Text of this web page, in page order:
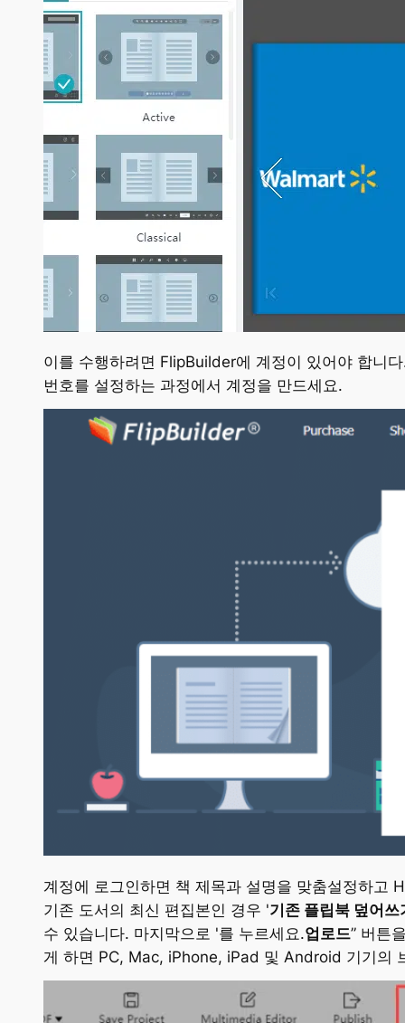
이를 수행하려면 FlipBuilder에 계정이 있어야 합니
번호를 설정하는 과정에서 계정을 만드세요.
계정에 로그인하면 책 제목과 설명을 맞춤설정하고
기존 도서의 최신 편집본인 경우 '기존 플립북 덮어쓰
수 있습니다. 마지막으로 '를 누르세요.업로드” 버튼
게 하면 PC, Mac, iPhone, iPad 및 Android 기기의